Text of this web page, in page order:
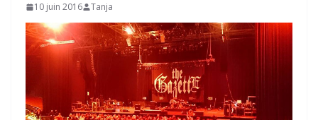
10 juin 2016 Tanja